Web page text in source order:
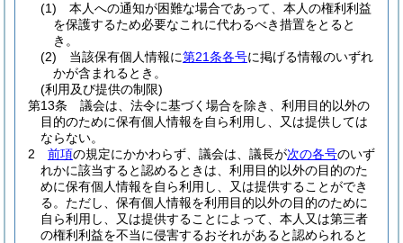
(1)
本人への通知が困難な場合であって、本人の権利利益
を保護するため必要なこれに代わるべき措置をとると
き。
(2)
当該保有個人情報に第21条各号に掲げる情報のいずれ
かが含まれるとき。
(利用及び提供の制限)
第13条
議会は、法令に基づく場合を除き、利用目的以外の
目的のために保有個人情報を自ら利用し、又は提供しては
ならない。
2
前項の規定にかかわらず、議会は、議長が次の各号のいず
れかに該当すると認めるときは、利用目的以外の目的のた
めに保有個人情報を自ら利用し、又は提供することができ
る。 ただし、保有個人情報を利用目的以外の目的のために
自ら利用し、又は提供することによって、本人又は第三者
の権利利益を不当に侵害するおそれがあると認められると